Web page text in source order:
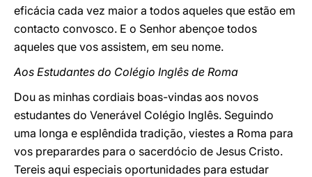
eficácia cada vez maior a todos aqueles que estão em
contacto convosco. E o Senhor abençoe todos
aqueles que vos assistem, em seu nome.
Aos Estudantes do Colégio Inglês de Roma
Dou as minhas cordiais boas-vindas aos novos
estudantes do Venerável Colégio Inglês. Seguindo
uma longa e esplêndida tradição, viestes a Roma para
vos preparardes para o sacerdócio de Jesus Cristo.
Tereis aqui especiais oportunidades para estudar